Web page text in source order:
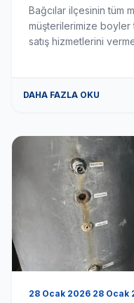
Servisi
Bağcılar ilçesinin tüm
müşterilerimize boyler
satış hizmetlerini
onarımı, montajı ve
DAHA FAZLA OKU
28 Ocak 2026 28 Ocak